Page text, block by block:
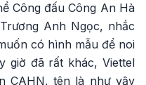
Công đấu Công An Hà
Anh Ngọc, nhắc
có hình mẫu để noi
giờ đã rất khác, Viettel
CAHN, tên là như vậy